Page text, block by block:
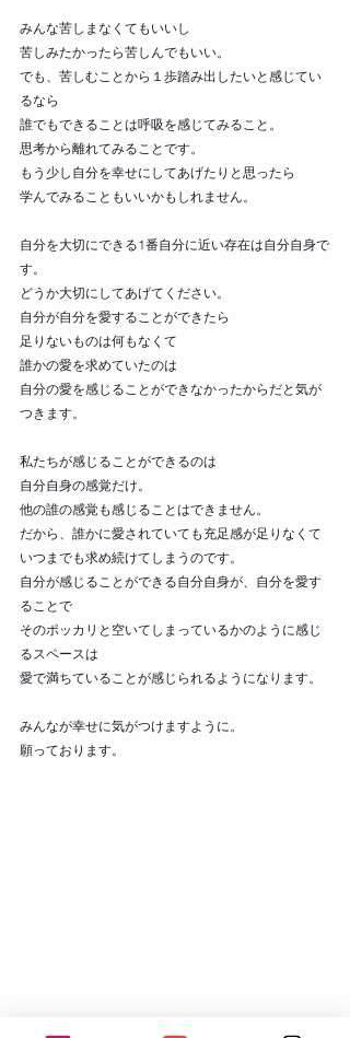
みんな苦しまなくてもいいし
苦しみたかったら苦しんでもいい。
でも、苦しむことから１歩踏み出したいと感じてい
るなら
誰でもできることは呼吸を感じてみること。
思考から離れてみることです。
もう少し自分を幸せにしてあげたりと思ったら
学んでみることもいいかもしれません。
自分を大切にできる1番自分に近い存在は自分自身で
す。
どうか大切にしてあげてください。
自分が自分を愛することができたら
足りないものは何もなくて
誰かの愛を求めていたのは
自分の愛を感じることができなかったからだと気が
つきます。
私たちが感じることができるのは
自分自身の感覚だけ。
他の誰の感覚も感じることはできません。
だから、誰かに愛されていても充足感が足りなくて
いつまでも求め続けてしまうのです。
自分が感じることができる自分自身が、自分を愛す
ることで
そのポッカリと空いてしまっているかのように感じ
るスペースは
愛で満ちていることが感じられるようになります。
みんなが幸せに気がつけますように。
願っております。